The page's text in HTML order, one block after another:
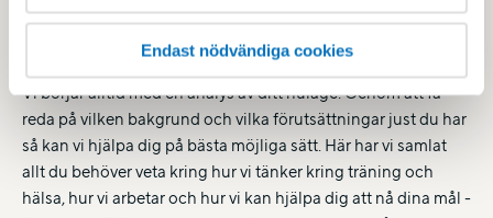
Endast nödvändiga cookies
Träningsresan på Medley
Vi börjar alltid med en analys av ditt nuläge. Genom att få
reda på vilken bakgrund och vilka förutsättningar just du har
så kan vi hjälpa dig på bästa möjliga sätt. Här har vi samlat
allt du behöver veta kring hur vi tänker kring träning och
hälsa, hur vi arbetar och hur vi kan hjälpa dig att nå dina mål -